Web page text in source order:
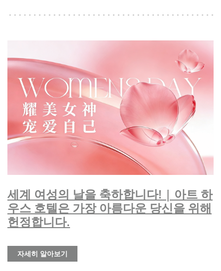
세계 여성의 날을 축하합니다! | 아트 하
우스 호텔은 가장 아름다운 당신을 위해
헌정합니다.
자세히 알아보기